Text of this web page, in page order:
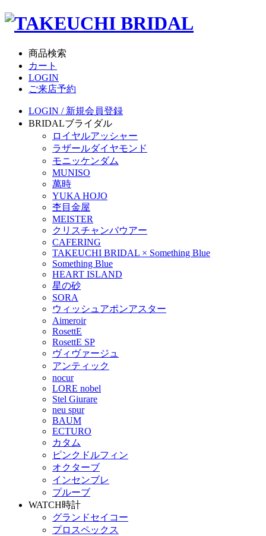
商品検索
カート
LOGIN
ご来店予約
LOGIN / 新規会員登録
BRIDALブライダル
ロイヤルアッシャー
ラザールダイヤモンド
モニッケンダム
MUNISO
萬時
YUKA HOJO
杢目金屋
MEISTER
クリスチャンバウアー
CAFERING
TAKEUCHI BRIDAL × Something Blue
Something Blue
HEART ISLAND
星の砂
SORA
ウィッシュアポンアスター
Aimeroir
RosettE
RosettE SP
ヴィヴァージュ
アンティック
nocur
LORE nobel
Stel Giurare
neu spur
BAUM
ECTURO
カタム
ピンクドルフィン
オクターブ
インセンブレ
プルーブ
WATCH時計
グランドセイコー
プロスペックス